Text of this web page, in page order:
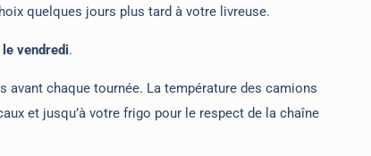
quelques jours plus tard à votre livreuse.
vendredi.
chaque tournée. La température des camions
et jusqu’à votre frigo pour le respect de la chaîne